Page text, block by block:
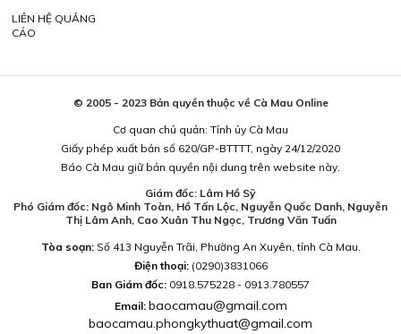
LIÊN HỆ QUẢNG
CÁO
© 2005 - 2023 Bản quyền thuộc về Cà Mau Online
Cơ quan chủ quản: Tỉnh ủy Cà Mau
Giấy phép xuất bản số 620/GP-BTTTT, ngày 24/12/2020
Báo Cà Mau giữ bản quyền nội dung trên website này.
Giám đốc: Lâm Hồ Sỹ
Phó Giám đốc: Ngô Minh Toàn, Hồ Tấn Lộc, Nguyễn Quốc Danh, Nguyễn
Thị Lâm Anh, Cao Xuân Thu Ngọc, Trương Văn Tuấn
Tòa soạn:Số 413 Nguyễn Trãi, Phường An Xuyên, tỉnh Cà Mau.
Điện thoại: (0290)3831066
Ban Giám đốc: 0918.575228 - 0913.780557
Email: baocamau@gmail.com
baocamau.phongkythuat@gmail.com